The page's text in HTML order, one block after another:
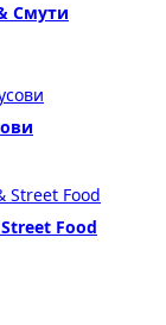
Смути
Food